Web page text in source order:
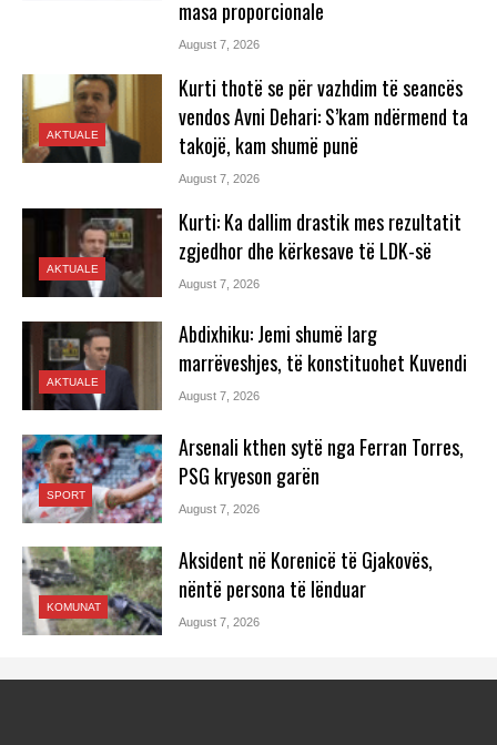
masa proporcionale
August 7, 2026
AKTUALE
Kurti thotë se për vazhdim të seancës
vendos Avni Dehari: S’kam ndërmend ta
takojë, kam shumë punë
August 7, 2026
AKTUALE
Kurti: Ka dallim drastik mes rezultatit
zgjedhor dhe kërkesave të LDK-së
August 7, 2026
AKTUALE
Abdixhiku: Jemi shumë larg
marrëveshjes, të konstituohet Kuvendi
August 7, 2026
SPORT
Arsenali kthen sytë nga Ferran Torres,
PSG kryeson garën
August 7, 2026
KOMUNAT
Aksident në Korenicë të Gjakovës,
nëntë persona të lënduar
August 7, 2026